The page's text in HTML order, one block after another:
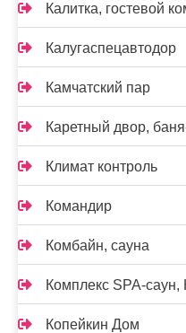
Калитка, гостевой
Калугаспецавтодор
Камчатский пар
Каретный двор,
Климат контроль
Командир
Комбайн, сауна
Комплекс SPA-саун,
Копейкин Дом